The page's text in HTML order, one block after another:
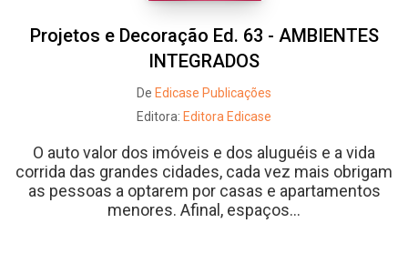
Projetos e Decoração Ed. 63 - AMBIENTES
INTEGRADOS
De Edicase Publicações
Editora: Editora Edicase
O auto valor dos imóveis e dos aluguéis e a vida
corrida das grandes cidades, cada vez mais obrigam
as pessoas a optarem por casas e apartamentos
menores. Afinal, espaços...